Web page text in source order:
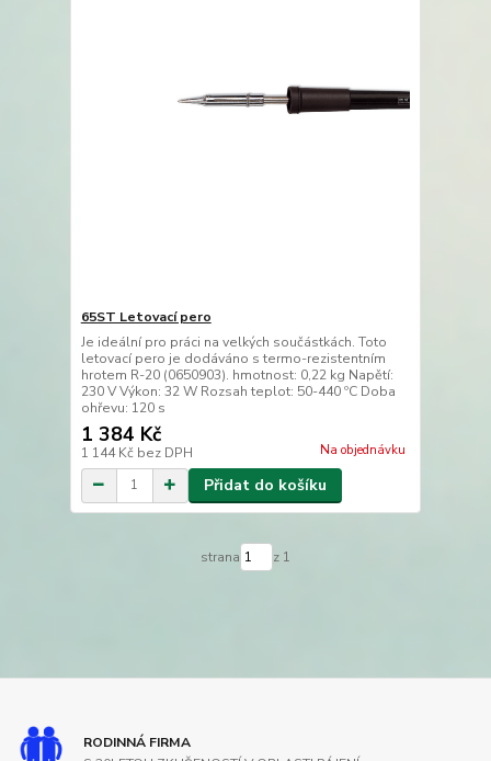
65ST Letovací pero
Je ideální pro práci na velkých součástkách. Toto
letovací pero je dodáváno s termo-rezistentním
hrotem R-20 (0650903). hmotnost: 0,22 kg Napětí:
230 V Výkon: 32 W Rozsah teplot: 50-440 ºC Doba
ohřevu: 120 s
1 384 Kč
1 144 Kč bez DPH Na objednávku
Přidat do košíku
strana z 1
RODINNÁ FIRMA